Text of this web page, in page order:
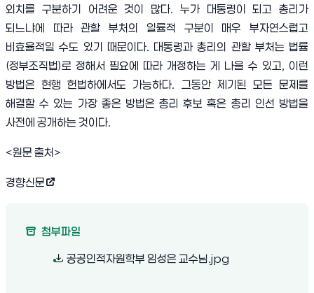
외치를 구분하기 어려운 것이 많다. 누가 대통령이 되고 총리가
되느냐에 따라 관할 부처의 일률적 구분이 매우 부자연스럽고
비효율적일 수도 있기 때문이다. 대통령과 총리의 관할 부처는 법률
(정부조직법)로 정해서 필요에 따라 개정하는 게 나을 수 있고, 이런
방법은 현행 헌법하에서도 가능하다. 그동안 제기된 모든 문제를
해결할 수 있는 가장 좋은 방법은 총리 후보 혹은 총리 인선 방법을
사전에 공개하는 것이다.
<원문 출처>
경향신문(새 창 열림)
첨부파일
공공인적자원학부 임성은 교수님.jpg